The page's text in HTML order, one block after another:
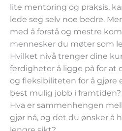
lite mentoring og praksis,
lede seg selv noe bedre.
med å forstå og mestre
mennesker du møter som
Hvilket nivå trenger dine
ferdigheter å ligge på for at
og fleksibiliteten for å gjøre
best mulig jobb i framtiden?
Hva er sammenhengen
gjør nå, og det du ønsker å